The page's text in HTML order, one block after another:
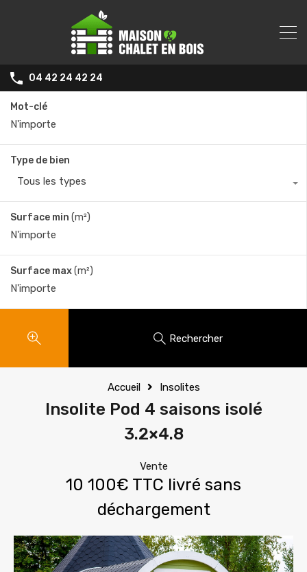
04 42 24 42 24
Mot-clé
Type de bien
Tous les types
Surface min (m²)
Surface max(m²)
Rechercher
Accueil Insolites
Insolite Pod 4 saisons isolé
3.2×4.8
Vente
10 100€ TTC livré sans
déchargement